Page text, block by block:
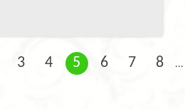
3 4 5 6 7 8 ...